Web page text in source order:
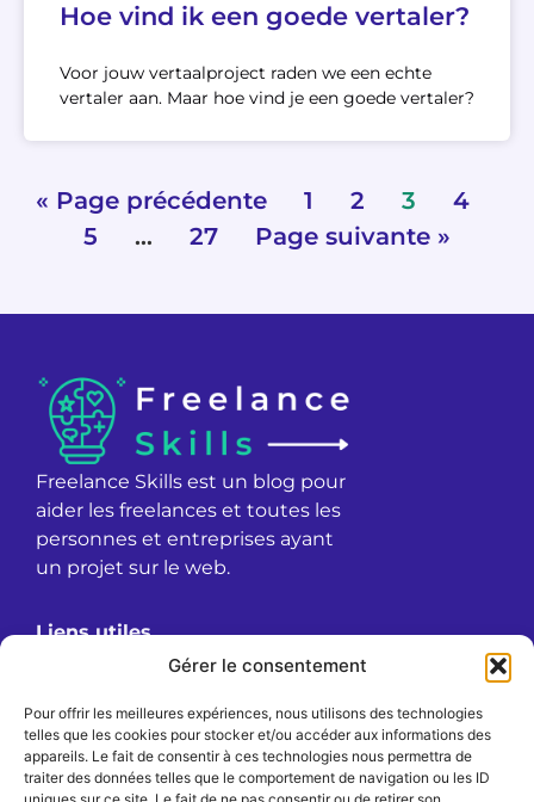
Gérer le consentement
Pour offrir les meilleures expériences, nous utilisons des technologies
telles que les cookies pour stocker et/ou accéder aux informations des
appareils. Le fait de consentir à ces technologies nous permettra de
traiter des données telles que le comportement de navigation ou les ID
Hoe vind ik een goede vertaler?
Voor jouw vertaalproject raden we een echte
vertaler aan. Maar hoe vind je een goede vertaler?
« Page précédente 1 2 3
4
5
… 27 Page suivante »
Freelance Skills est un blog pour
aider les freelances et toutes les
personnes et entreprises ayant
un projet sur le web.
Liens utiles
Confidentialité
Mentions légales
Politique de cookies (UE)
Politique de confidentialité